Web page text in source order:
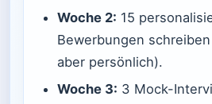
Woche 2: 15
Bewerbungen
aber persönlich).
Woche 3: 3 Mock-